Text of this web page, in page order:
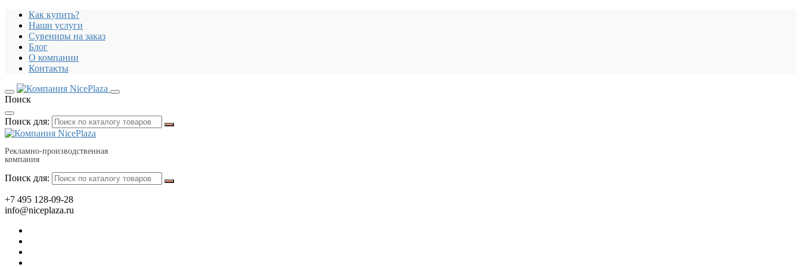
Как купить?
Наши услуги
Сувениры на заказ
Блог
О компании
Контакты
Поиск
Поиск для:
Рекламно-производственная
компания
Поиск для:
+7 495 128-09-28
info@niceplaza.ru